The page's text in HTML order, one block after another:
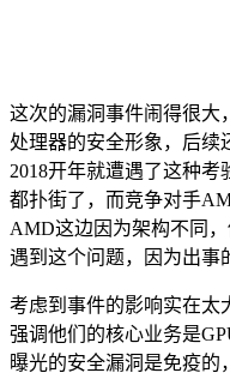
这次的漏洞事件闹得很大
处理器的安全形象，后续
2018开年就遭遇了这种
都扑街了，而竞争对手
AMD这边因为架构不同
遇到这个问题，因为出事
考虑到事件的影响实在
强调他们的核心业务是
曝光的安全漏洞是免疫的